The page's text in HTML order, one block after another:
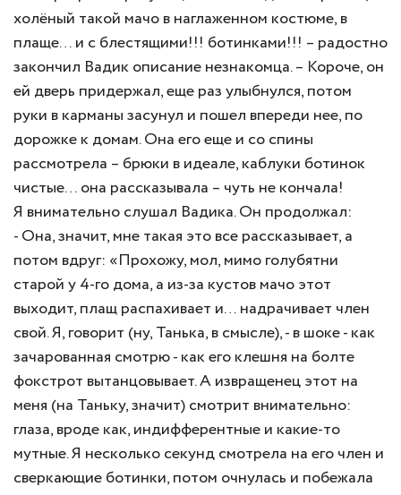
холёный такой мачо в наглаженном костюме, в
плаще… и с блестящими!!! ботинками!!! – радостно
закончил Вадик описание незнакомца. – Короче, он
ей дверь придержал, еще раз улыбнулся, потом
руки в карманы засунул и пошел впереди нее, по
дорожке к домам. Она его еще и со спины
рассмотрела – брюки в идеале, каблуки ботинок
чистые… она рассказывала – чуть не кончала!
Я внимательно слушал Вадика. Он продолжал:
- Она, значит, мне такая это все рассказывает, а
потом вдруг: «Прохожу, мол, мимо голубятни
старой у 4-го дома, а из-за кустов мачо этот
выходит, плащ распахивает и… надрачивает член
свой. Я, говорит (ну, Танька, в смысле), - в шоке - как
зачарованная смотрю - как его клешня на болте
фокстрот вытанцовывает. А извращенец этот на
меня (на Таньку, значит) смотрит внимательно:
глаза, вроде как, индифферентные и какие-то
мутные. Я несколько секунд смотрела на его член и
сверкающие ботинки, потом очнулась и побежала